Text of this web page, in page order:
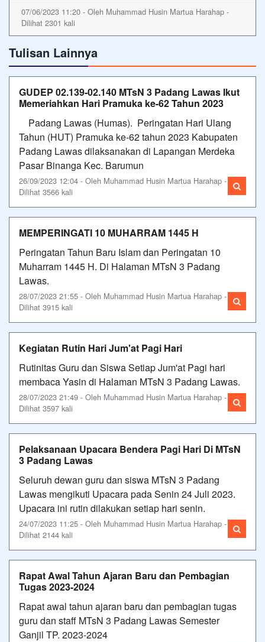
07/06/2023 11:20 - Oleh Muhammad Husin Martua Harahap -
Dilihat 2301 kali
Tulisan Lainnya
GUDEP 02.139-02.140 MTsN 3 Padang Lawas Ikut
Memeriahkan Hari Pramuka ke-62 Tahun 2023
Padang Lawas (Humas). Peringatan Hari Ulang
Tahun (HUT) Pramuka ke-62 tahun 2023 Kabupaten
Padang Lawas dilaksanakan di Lapangan Merdeka
Pasar Binanga Kec. Barumun
26/09/2023 12:04 - Oleh Muhammad Husin Martua Harahap -
Dilihat 3566 kali
MEMPERINGATI 10 MUHARRAM 1445 H
Peringatan Tahun Baru Islam dan Peringatan 10
Muharram 1445 H. Di Halaman MTsN 3 Padang
Lawas.
28/07/2023 21:55 - Oleh Muhammad Husin Martua Harahap -
Dilihat 3915 kali
Kegiatan Rutin Hari Jum'at Pagi Hari
Rutinitas Guru dan Siswa Setiap Jum'at Pagi hari
membaca Yasin di Halaman MTsN 3 Padang Lawas.
28/07/2023 21:49 - Oleh Muhammad Husin Martua Harahap -
Dilihat 3597 kali
Pelaksanaan Upacara Bendera Pagi Hari Di MTsN
3 Padang Lawas
Seluruh dewan guru dan siswa MTsN 3 Padang
Lawas mengikuti Upacara pada Senin 24 Juli 2023.
Upacara ini rutin dilakukan setiap hari senin.
24/07/2023 11:25 - Oleh Muhammad Husin Martua Harahap -
Dilihat 2144 kali
Rapat Awal Tahun Ajaran Baru dan Pembagian
Tugas 2023-2024
Rapat awal tahun ajaran baru dan pembagian tugas
guru dan staff MTsN 3 Padang Lawas Semester
Ganjil TP. 2023-2024